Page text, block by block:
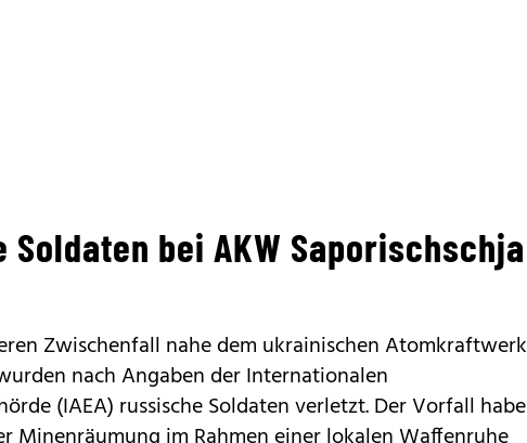
Soldaten bei AKW Saporischschja
Zwischenfall nahe dem ukrainischen Atomkraftwerk
nach Angaben der Internationalen
(IAEA) russische Soldaten verletzt. Der Vorfall habe